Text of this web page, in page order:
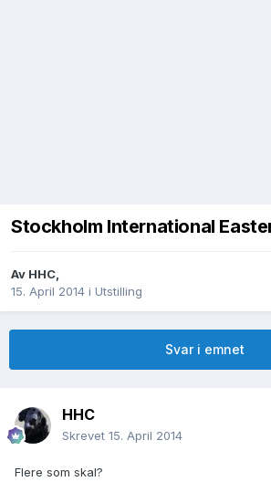
Stockholm International
Av HHC,
15. April 2014 i Utstilling
Svar i emnet
HHC
Skrevet 15. April 2014
Flere som skal?